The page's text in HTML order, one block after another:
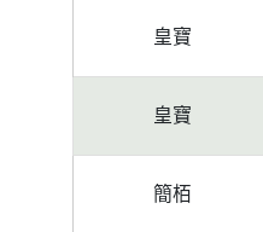
皇寶
皇寶
簡栢